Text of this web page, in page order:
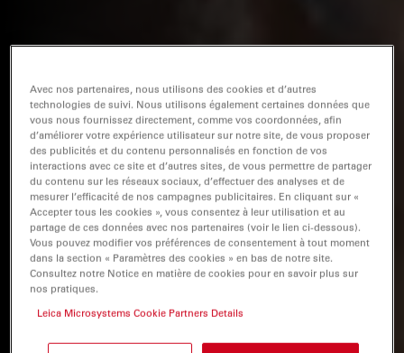
Avec nos partenaires, nous utilisons des cookies et d’autres
technologies de suivi. Nous utilisons également certaines données que
vous nous fournissez directement, comme vos coordonnées, afin
d’améliorer votre expérience utilisateur sur notre site, de vous proposer
des publicités et du contenu personnalisés en fonction de vos
interactions avec ce site et d’autres sites, de vous permettre de partager
du contenu sur les réseaux sociaux, d’effectuer des analyses et de
mesurer l’efficacité de nos campagnes publicitaires. En cliquant sur «
Accepter tous les cookies », vous consentez à leur utilisation et au
partage de ces données avec nos partenaires (voir le lien ci-dessous).
Vous pouvez modifier vos préférences de consentement à tout moment
dans la section « Paramètres des cookies » en bas de notre site.
Consultez notre Notice en matière de cookies pour en savoir plus sur
nos pratiques.
Leica Microsystems Cookie Partners Details